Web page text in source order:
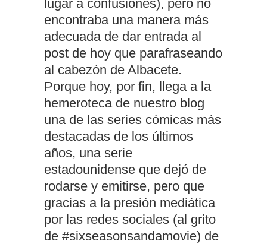
lugar a confusiones), pero no
encontraba una manera más
adecuada de dar entrada al
post de hoy que parafraseando
al cabezón de Albacete.
Porque hoy, por fin, llega a la
hemeroteca de nuestro blog
una de las series cómicas más
destacadas de los últimos
años, una serie
estadounidense que dejó de
rodarse y emitirse, pero que
gracias a la presión mediática
por las redes sociales (al grito
de #sixseasonsandamovie) de